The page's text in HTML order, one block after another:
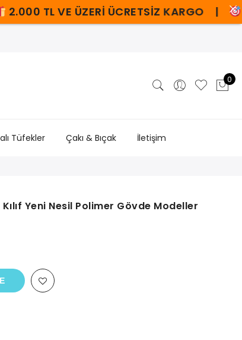
0
Tüfekler Çakı & Bıçak İletişim
Yeni Nesil Polimer Gövde Modeller
ÜZERİ ÜCRETSİZ KARGO | ZORAKİ -